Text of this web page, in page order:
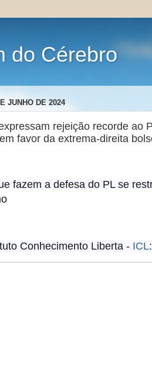
do Cérebro
JUNHO DE 2024
rejeição recorde ao
favor da extrema-direita
fazem a defesa do PL se
Conhecimento Liberta - ICL: